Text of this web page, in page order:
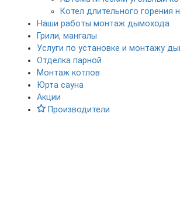
Котел длительного горения
Наши работы монтаж дымохода
Грили, мангалы
Услуги по установке и монтажу
Отделка парной
Монтаж котлов
Юрта сауна
Акции
Производители